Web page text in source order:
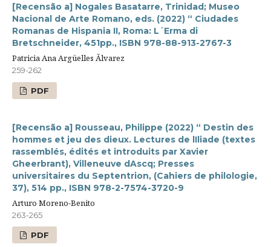
[Recensão a] Nogales Basatarre, Trinidad; Museo
Nacional de Arte Romano, eds. (2022) “ Ciudades
Romanas de Hispania II, Roma: L´Erma di
Bretschneider, 451pp., ISBN 978-88-913-2767-3
Patricia Ana Argüelles Ãlvarez
259-262
PDF
[Recensão a] Rousseau, Philippe (2022) “ Destin des
hommes et jeu des dieux. Lectures de lIliade (textes
rassemblés, édités et introduits par Xavier
Gheerbrant), Villeneuve dAscq; Presses
universitaires du Septentrion, (Cahiers de philologie,
37), 514 pp., ISBN 978-2-7574-3720-9
Arturo Moreno-Benito
263-265
PDF